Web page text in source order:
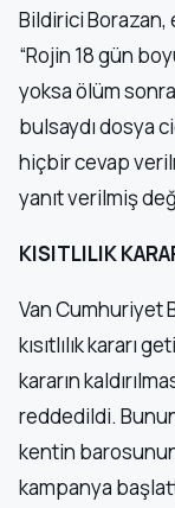
Bildirici
“Rojin 18 gün
yoksa ölüm
bulsaydı dosya
hiçbir cevap
yanıt verilmiş
KISITLILIK
Van Cumhuriyet
kısıtlılık kararı
kararın
reddedildi.
kentin
kampanya